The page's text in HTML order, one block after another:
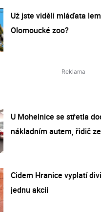
Už jste viděli mláďata
Olomoucké zoo?
U Mohelnice se střetla
nákladním autem, řidič
Cidem Hranice vyplatí
jednu akcii